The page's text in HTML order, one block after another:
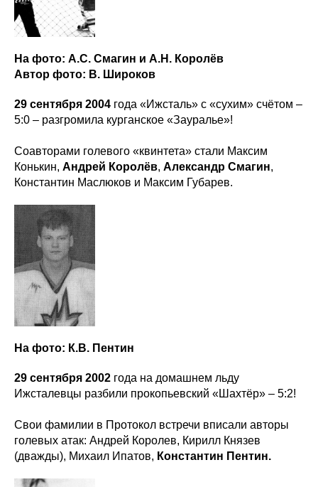
На фото: А.С. Смагин и А.Н. Королёв
Автор фото: В. Широков
29 сентября 2004 года «Ижсталь» с «сухим» счётом –
5:0 – разгромила курганское «Зауралье»!
Соавторами голевого «квинтета» стали Максим
Конькин, Андрей Королёв, Александр Смагин,
Константин Маслюков и Максим Губарев.
На фото: К.В. Пентин
29 сентября 2002 года на домашнем льду
Ижсталевцы разбили прокопьевский «Шахтёр» – 5:2!
Свои фамилии в Протокол встречи вписали авторы
голевых атак: Андрей Королев, Кирилл Князев
(дважды), Михаил Ипатов, Константин Пентин.